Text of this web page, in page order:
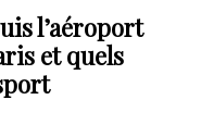
l’aéroport
et quels